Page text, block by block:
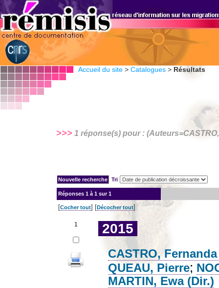
Accueil du site > Catalogues > Résultats
>>> 1 réponse(s) pour : (Auteurs=
Tri
Réponses 1 à 1 sur 1
[Cocher tout] [Décocher tout]
1 2015
CASTRO,
QUEAU, Pierre;
MARTIN, Ewa (Dir.)